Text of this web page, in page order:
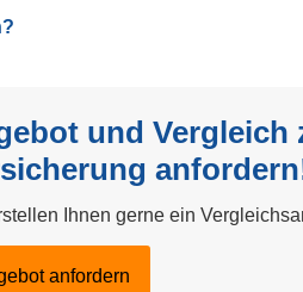
und Vergleich
Ihnen gerne ein
an­for­dern